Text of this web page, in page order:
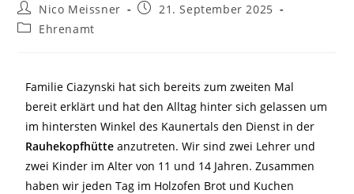
Nico Meissner
21. September 2025
Ehrenamt
Familie Ciazynski hat sich bereits zum zweiten Mal
bereit erklärt und hat den Alltag hinter sich gelassen um
im hintersten Winkel des Kaunertals den Dienst in der
Rauhekopfhütteanzutreten. Wir sind zwei Lehrer und
zwei Kinder im Alter von 11 und 14 Jahren. Zusammen
haben wir jeden Tag im Holzofen Brot und Kuchen